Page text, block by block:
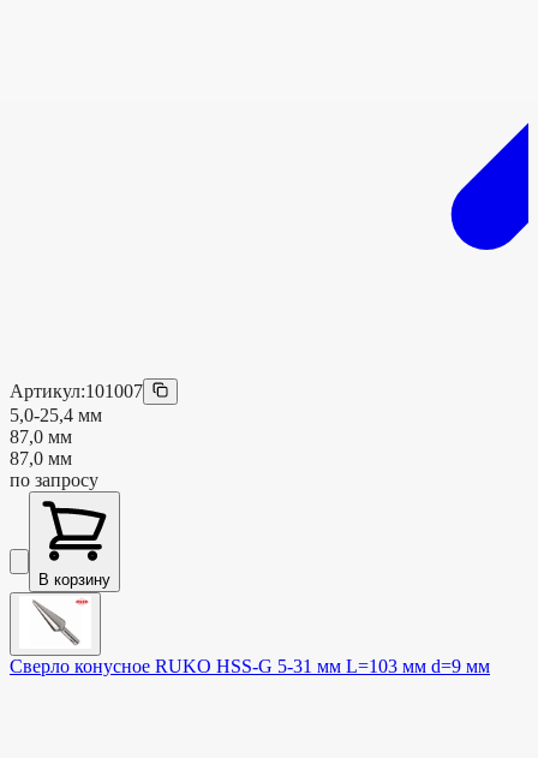
Артикул:101007
5,0-25,4 мм
87,0 мм
87,0 мм
по запросу
В корзину
Сверло конусное RUKO HSS-G 5-31 мм L=103 мм d=9 мм